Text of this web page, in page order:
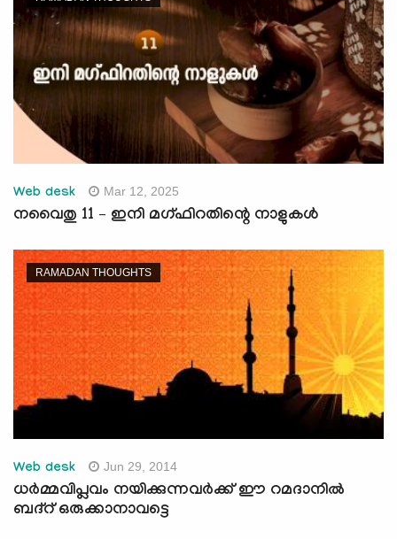
Web desk Mar 12, 2025
നവൈതു 11 – ഇനി മഗ്ഫിറതിന്റെ നാളുകള്‍
RAMADAN THOUGHTS
Web desk Jun 29, 2014
ധര്‍മ്മവിപ്ലവം നയിക്കുന്നവര്‍ക്ക് ഈ റമദാനില്‍
ബദ്റ് ഒരുക്കാനാവട്ടെ